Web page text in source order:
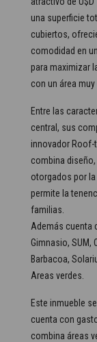
una superficie
cubiertos,
comodidad en
para maximizar
con un área muy
Entre las
central, sus
innovador Roof-
combina
otorgados por la
permite la
familias.
Además cuenta
Gimnasio, SUM,
Barbacoa,
Areas verdes.
Este inmueble
cuenta con
combina áreas